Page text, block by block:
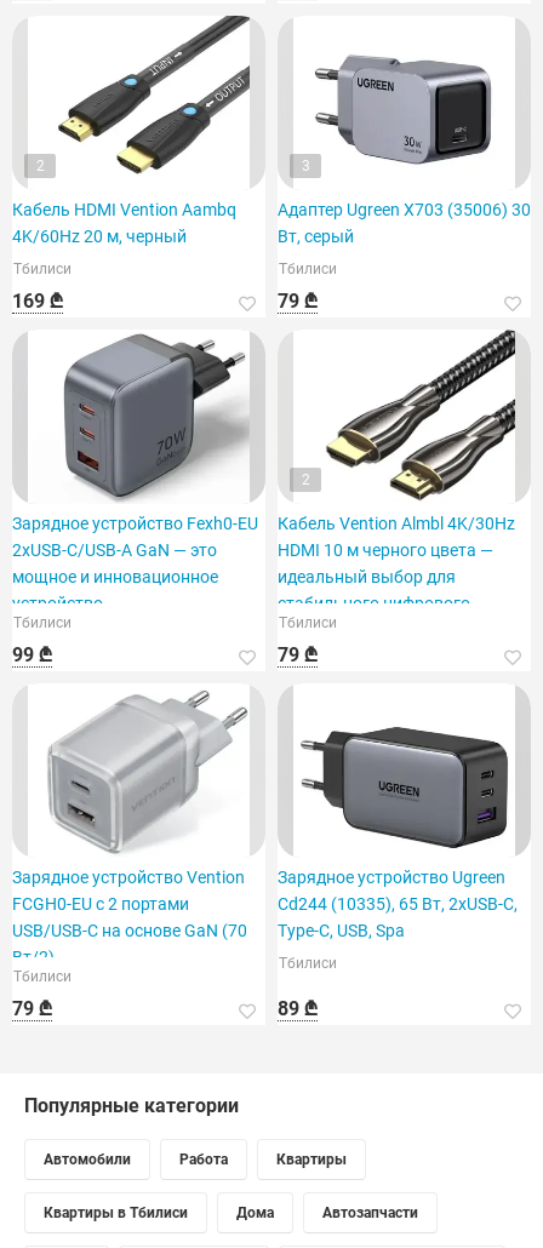
2
Кабель HDMI Vention Aambq
4K/60Hz 20 м, черный
Тбилиси
169 ₾
3
Адаптер Ugreen X703 (35006) 30
Вт, серый
Тбилиси
79 ₾
Зарядное устройство Fexh0-EU
2xUSB-C/USB-A GaN — это
мощное и инновационное
устройство.
Тбилиси
99 ₾
2
Кабель Vention Almbl 4K/30Hz
HDMI 10 м черного цвета —
идеальный выбор для
стабильного цифрового
сигнала.
Тбилиси
79 ₾
Зарядное устройство Vention
FCGH0-EU с 2 портами
USB/USB-C на основе GaN (70
Вт/2)
Тбилиси
79 ₾
Зарядное устройство Ugreen
Cd244 (10335), 65 Вт, 2xUSB-C,
Type-C, USB, Spa
Тбилиси
89 ₾
Популярные категории
Автомобили Работа Квартиры
Квартиры в Тбилиси Дома Автозапчасти